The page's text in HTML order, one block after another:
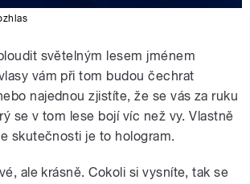
světelným lesem jménem
vám při tom budou čechrat
najednou zjistíte, že se vás za ruku
se v tom lese bojí víc než vy. Vlastně
skutečnosti je to hologram.
ale krásně. Cokoli si vysníte, tak se